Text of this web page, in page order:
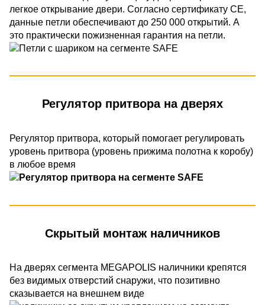
легкое открывание двери. Согласно сертификату СЕ,
данные петли обеспечивают до 250 000 открытий. А
это практически пожизненная гарантия на петли.
Регулятор притвора на дверях
Регулятор притвора, который помогает регулировать
уровень притвора (уровень прижима полотна к коробу)
в любое время
Скрытый монтаж наличников
На дверях сегмента MEGAPOLIS наличники крепятся
без видимых отверстий снаружи, что позитивно
сказывается на внешнем виде